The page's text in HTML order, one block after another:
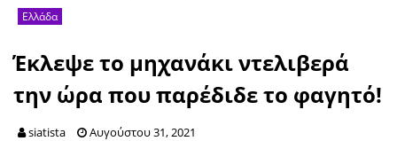
Ελλάδα
Έκλεψε το μηχανάκι ντελιβερά
την ώρα που παρέδιδε το φαγητό!
siatista Αυγούστου 31, 2021